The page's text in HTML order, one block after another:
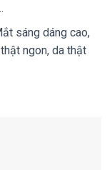
sáng dáng cao,
ngon, da thật